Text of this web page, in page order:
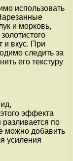
использовать
и морковь,
и вкус. При
следить за
его текстуру
эффекта
по
можно добавить
усиления